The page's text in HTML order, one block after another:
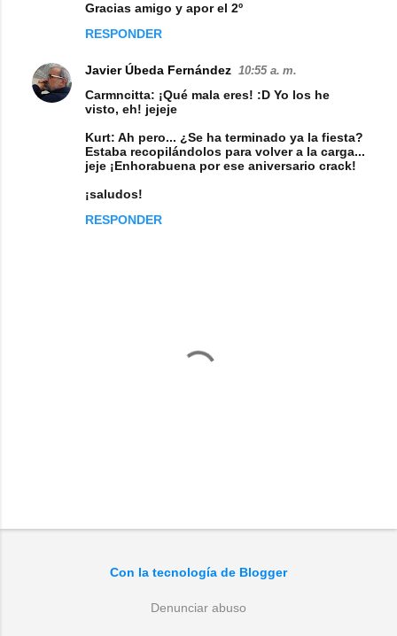
Gracias amigo y apor el 2º
RESPONDER
Javier Úbeda Fernández 10:55 a. m.
Carmncitta: ¡Qué mala eres! :D Yo los he
visto, eh! jejeje
Kurt: Ah pero... ¿Se ha terminado ya la fiesta?
Estaba recopilándolos para volver a la carga...
jeje ¡Enhorabuena por ese aniversario crack!
¡saludos!
RESPONDER
Con la tecnología de Blogger
Denunciar abuso